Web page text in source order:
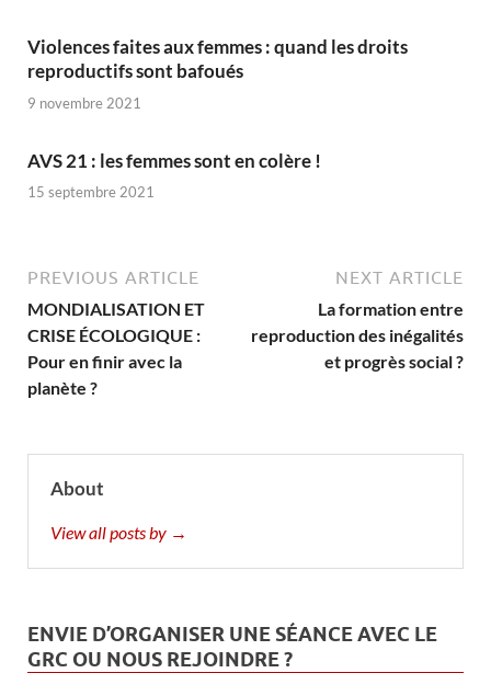
Violences faites aux femmes : quand les droits
reproductifs sont bafoués
9 novembre 2021
AVS 21 : les femmes sont en colère !
15 septembre 2021
PREVIOUS ARTICLE
MONDIALISATION ET
CRISE ÉCOLOGIQUE :
Pour en finir avec la
planète ?
NEXT ARTICLE
La formation entre
reproduction des inégalités
et progrès social ?
About
View all posts by →
ENVIE D’ORGANISER UNE SÉANCE AVEC LE
GRC OU NOUS REJOINDRE ?